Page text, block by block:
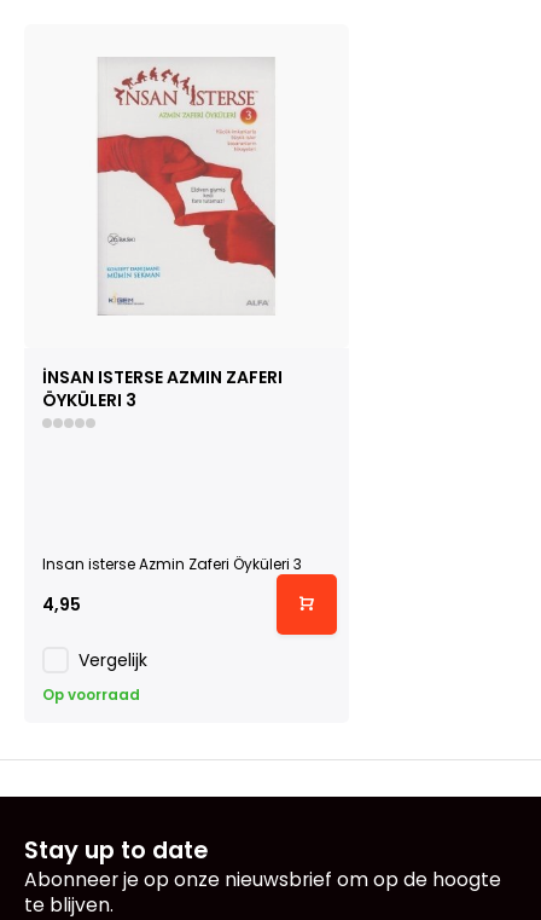
İNSAN ISTERSE AZMIN ZAFERI
ÖYKÜLERI 3
Insan isterse Azmin Zaferi Öyküleri 3
4,95
Vergelijk
Op voorraad
Stay up to date
Abonneer je op onze nieuwsbrief om op de hoogte
te blijven.